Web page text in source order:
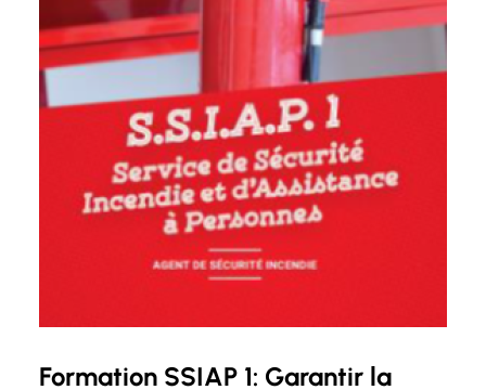
Formation SSIAP 1: Garantir la